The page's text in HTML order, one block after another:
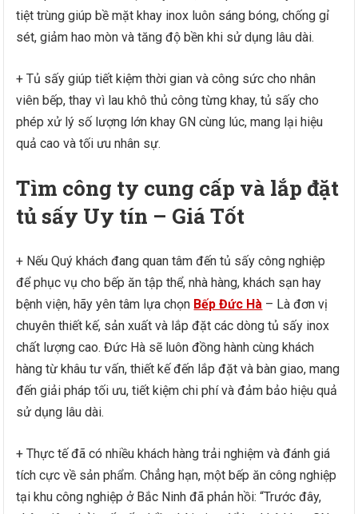
tiệt trùng giúp bề mặt khay inox luôn sáng bóng, chống gỉ
sét, giảm hao mòn và tăng độ bền khi sử dụng lâu dài.
+ Tủ sấy giúp tiết kiệm thời gian và công sức cho nhân
viên bếp, thay vì lau khô thủ công từng khay, tủ sấy cho
phép xử lý số lượng lớn khay GN cùng lúc, mang lại hiệu
quả cao và tối ưu nhân sự.
Tìm công ty cung cấp và lắp đặt
tủ sấy Uy tín – Giá Tốt
+ Nếu Quý khách đang quan tâm đến tủ sấy công nghiệp
để phục vụ cho bếp ăn tập thể, nhà hàng, khách sạn hay
bệnh viện, hãy yên tâm lựa chọn Bếp Đức Hà – Là đơn vị
chuyên thiết kế, sản xuất và lắp đặt các dòng tủ sấy inox
chất lượng cao. Đức Hà sẽ luôn đồng hành cùng khách
hàng từ khâu tư vấn, thiết kế đến lắp đặt và bàn giao, mang
đến giải pháp tối ưu, tiết kiệm chi phí và đảm bảo hiệu quả
sử dụng lâu dài.
+ Thực tế đã có nhiều khách hàng trải nghiệm và đánh giá
tích cực về sản phẩm. Chẳng hạn, một bếp ăn công nghiệp
tại khu công nghiệp ở Bắc Ninh đã phản hồi: “Trước đây,